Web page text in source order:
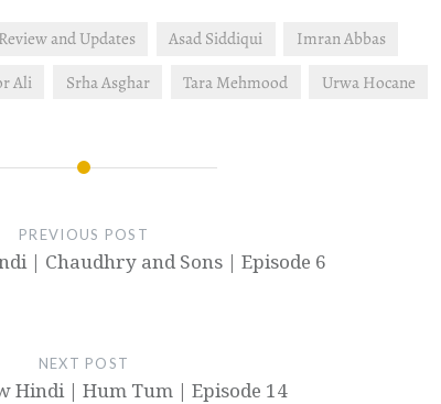
and Updates Asad Siddiqui
Imran Abbas
Ali Srha Asghar Tara Mehmood Urwa Hocane
PREVIOUS POST
| Chaudhry and Sons | Episode 6
NEXT POST
Hindi | Hum Tum | Episode 14